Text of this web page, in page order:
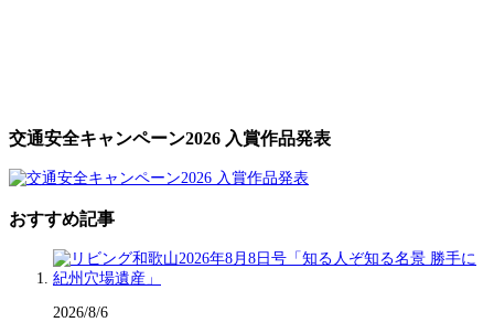
交通安全キャンペーン2026 入賞作品発表
おすすめ記事
2026/8/6